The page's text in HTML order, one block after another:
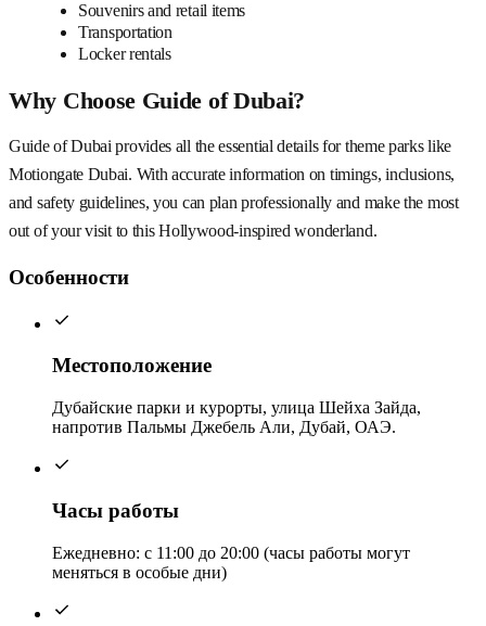
Souvenirs and retail items
Transportation
Locker rentals
Why Choose Guide of Dubai?
Guide of Dubai provides all the essential details for theme parks like
Motiongate Dubai. With accurate information on timings, inclusions,
and safety guidelines, you can plan professionally and make the most
out of your visit to this Hollywood-inspired wonderland.
Особенности
Местоположение
Дубайские парки и курорты, улица Шейха Зайда,
напротив Пальмы Джебель Али, Дубай, ОАЭ.
Часы работы
Ежедневно: с 11:00 до 20:00 (часы работы могут
меняться в особые дни)